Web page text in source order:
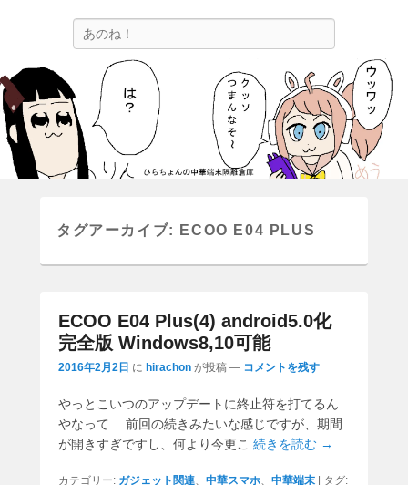
ひらちょんの中華端末隔離倉庫
ほたがページ上部にある検索バーを消してくれたサイトです。
タグアーカイブ: ECOO E04 PLUS
ECOO E04 Plus(4) android5.0化
完全版 Windows8,10可能
2016年2月2日 に hirachon が投稿 — コメントを残す
やっとこいつのアップデートに終止符を打てるん
やなって… 前回の続きみたいな感じですが、期間
が開きすぎですし、何より今更こ 続きを読む →
カテゴリー: ガジェット関連、 中華スマホ、 中華端末 | タグ: